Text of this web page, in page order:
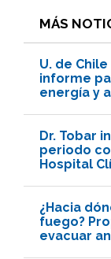
MÁS
U. de
informe
energía y
Dr. Tobar
periodo
Hospital
¿Hacia
fuego?
evacuar